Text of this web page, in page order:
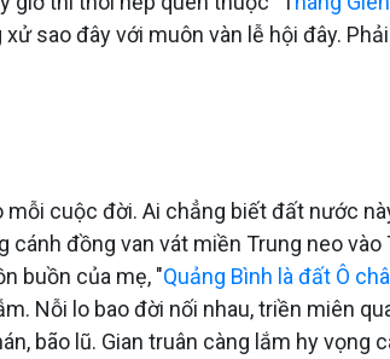
sao đây với muôn vàn lễ hội đây.
cuộc đời. Ai chẳng biết đất nước
đồng van vát miền Trung neo vào
buồn của mẹ, "Quảng Bình là đất Ô
Nỗi lo bao đời nối nhau, triền miên
bão lũ. Gian truân càng lắm hy vọng